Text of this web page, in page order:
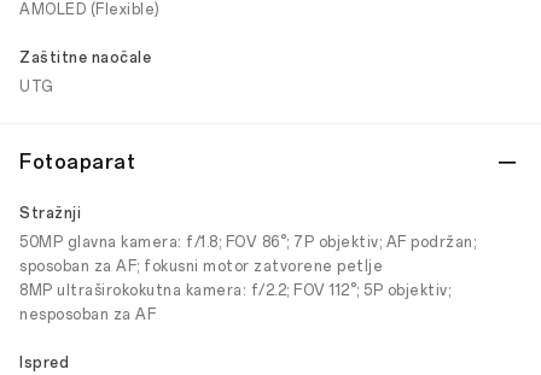
AMOLED (Flexible)
Zaštitne naočale
UTG
Fotoaparat
Stražnji
50MP glavna kamera: f/1.8; FOV 86°; 7P objektiv; AF podržan;
sposoban za AF; fokusni motor zatvorene petlje
8MP ultraširokokutna kamera: f/2.2; FOV 112°; 5P objektiv;
nesposoban za AF
Ispred